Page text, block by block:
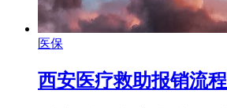
医保
西安医疗救助报销流